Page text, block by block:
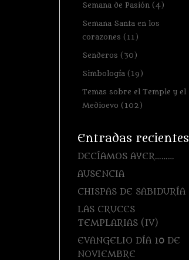
Semana de Pasión (4)
Semana Santa en los
corazones (11)
Senderos (30)
Simbología (19)
Temas sobre el Temple y el
Medioevo (102)
Entradas recientes
DECÍAMOS AYER………
AUSENCIA
CHISPAS DE SABIDURÍA
LAS CRUCES
TEMPLARIAS (IV)
EVANGELIO DÍA 10 DE
NOVIEMBRE